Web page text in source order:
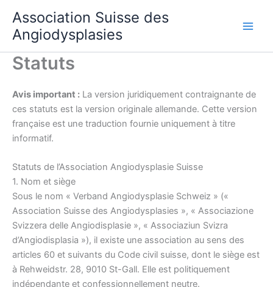
contenu
Association Suisse des
Angiodysplasies
Statuts
Avis important : La version juridiquement contraignante de
ces statuts est la version originale allemande. Cette version
française est une traduction fournie uniquement à titre
informatif.
Statuts de l’Association Angiodysplasie Suisse
1. Nom et siège
Sous le nom « Verband Angiodysplasie Schweiz » («
Association Suisse des Angiodysplasies », « Associazione
Svizzera delle Angiodisplasie », « Associaziun Svizra
d’Angiodisplasia »), il existe une association au sens des
articles 60 et suivants du Code civil suisse, dont le siège est
à Rehweidstr. 28, 9010 St-Gall. Elle est politiquement
indépendante et confessionnellement neutre.